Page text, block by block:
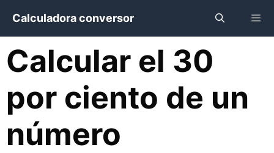
contenido
Calculadora conversor
Calcular el 30
por ciento de un
número